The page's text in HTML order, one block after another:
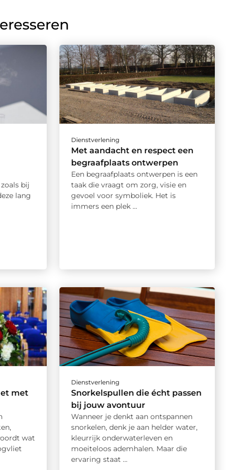
bij
lang
Dienstverlening
Met aandacht en respect een
begraafplaats ontwerpen
Een begraafplaats ontwerpen is een
taak die vraagt om zorg, visie en
gevoel voor symboliek. Het is
immers een plek ...
met
wat
Dienstverlening
Snorkelspullen die écht passen
bij jouw avontuur
Wanneer je denkt aan ontspannen
snorkelen, denk je aan helder water,
kleurrijk onderwaterleven en
moeiteloos ademhalen. Maar die
ervaring staat ...